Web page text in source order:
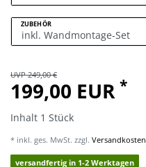
ZUBEHÖR
UVP 249,00 €
199,00 EUR *
Inhalt 1 Stück
* inkl. ges. MwSt. zzgl. Versandkosten
versandfertig in 1-2 Werktagen